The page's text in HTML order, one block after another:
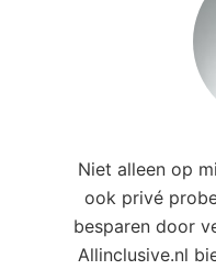
Niet alleen op
ook privé
besparen door
Allinclusive.nl